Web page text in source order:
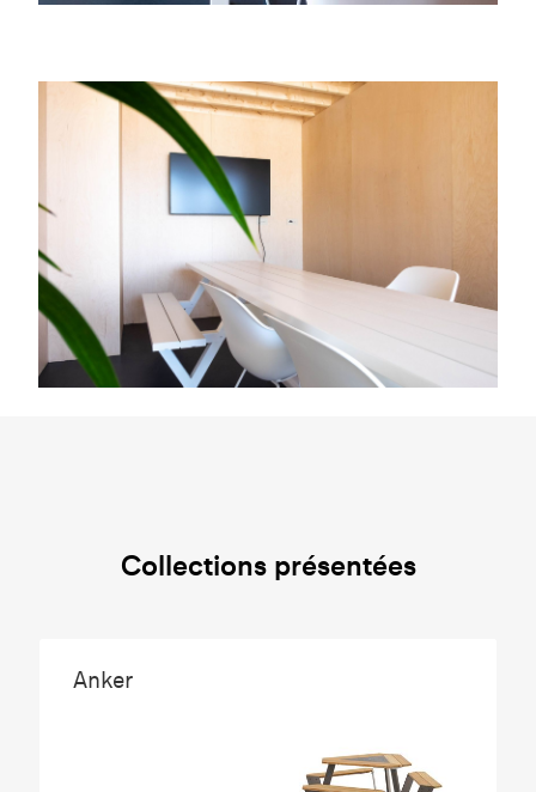
Collections présentées
Anker